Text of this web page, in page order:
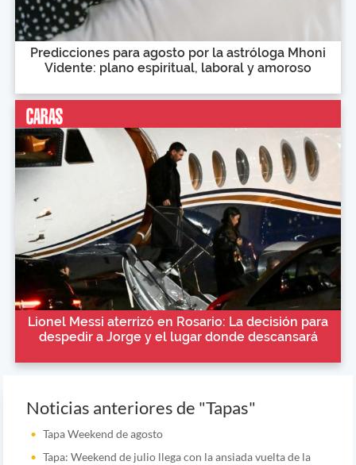
Predicciones para agosto por la astróloga Mhoni
Vidente: plano espiritual, laboral y amoroso
Lionel Messi aterrizó en Rosario: La decisión para
despedir a Jorge y el lugar donde descansará
Noticias anteriores de "Tapas"
Tapa Weekend de agosto
Tapa: Weekend de julio llega con la ansiada vuelta de la